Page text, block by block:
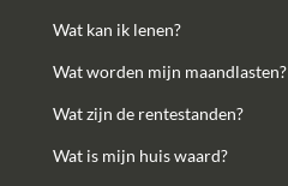
Wat kan ik lenen?
Wat worden mijn maandlasten?
Wat zijn de rentestanden?
Wat is mijn huis waard?